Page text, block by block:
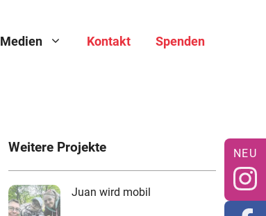
Medien Kontakt Spenden
Weitere Projekte
Juan wird mobil